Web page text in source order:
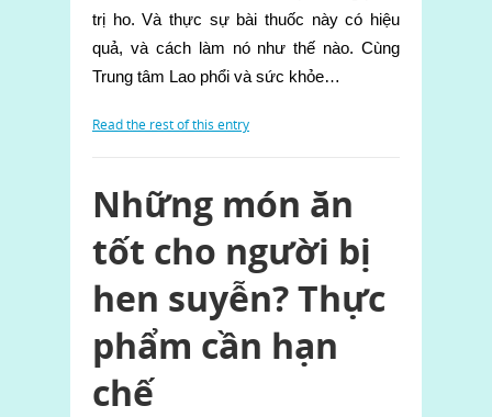
trị ho. Và thực sự bài thuốc này có hiệu
quả, và cách làm nó như thế nào. Cùng
Trung tâm Lao phổi và sức khỏe…
Read the rest of this entry
Những món ăn
tốt cho người bị
hen suyễn? Thực
phẩm cần hạn
chế